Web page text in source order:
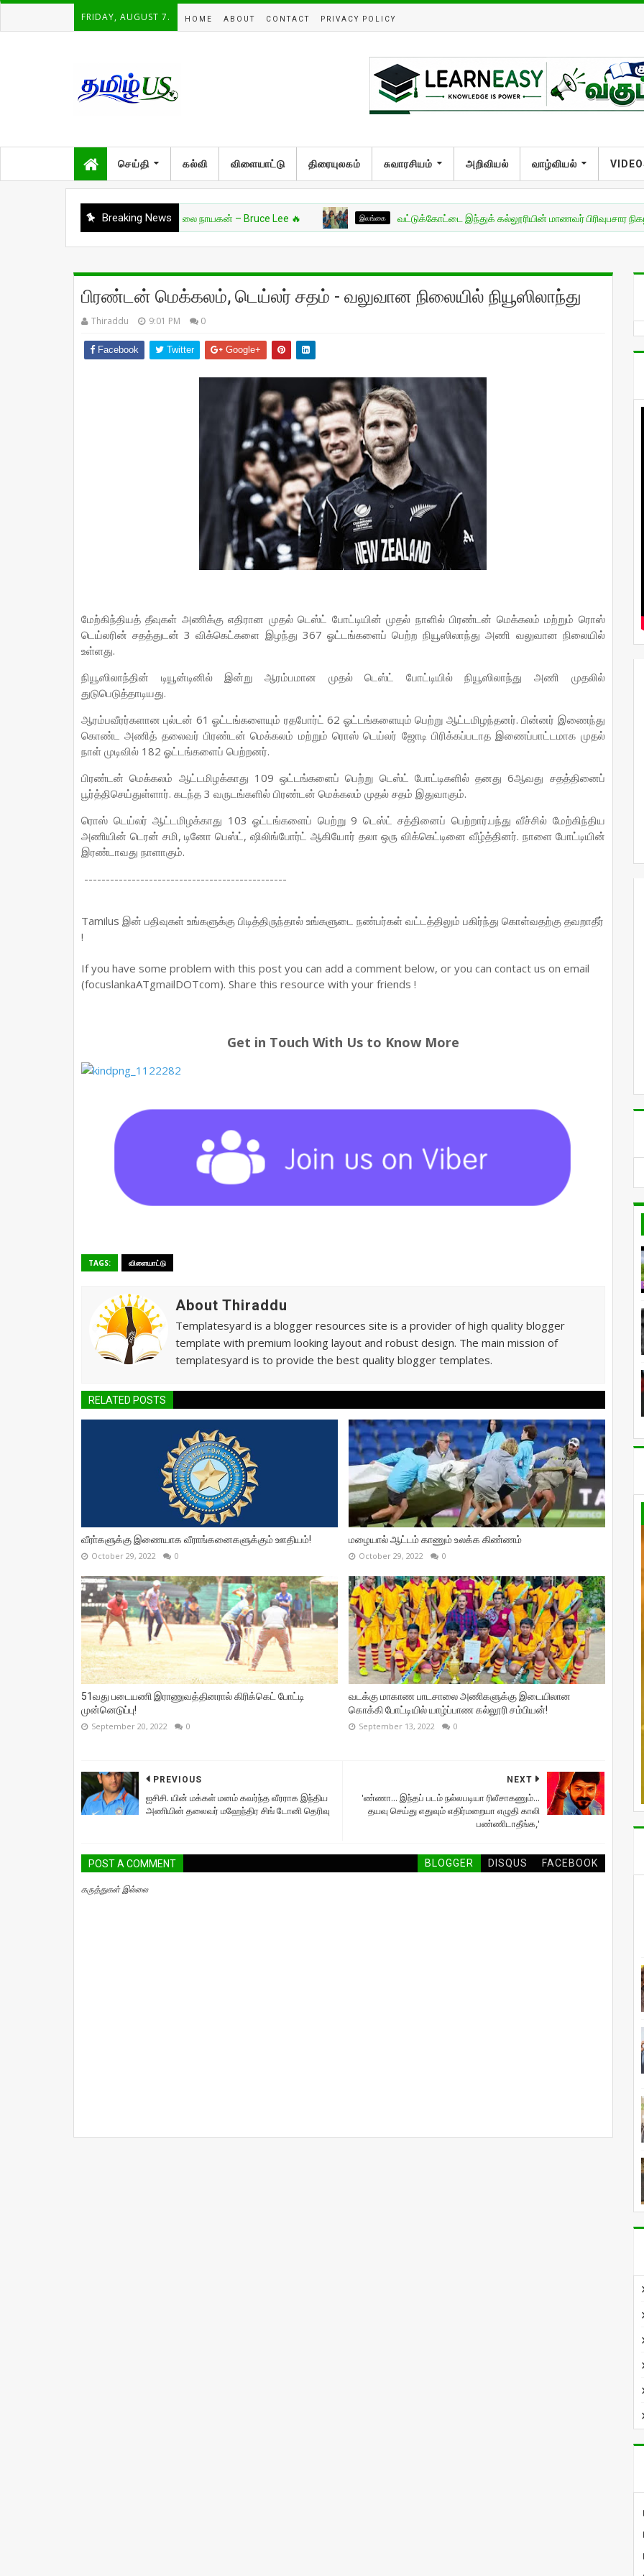
FRIDAY, AUGUST 7. HOME ABOUT CONTACT PRIVACY POLICY
செய்தி கல்வி விளையாட்டு திரையுலகம் சுவாரசியம் அறிவியல் வாழ்வியல்
Breaking News
🔥 உலகை மாற்றிய போர்க்கலை நாயகன் – Bruce Lee 🔥 இலங்கை வட்டுக்கோட்டை இந்துக் கல்லூரியின் மாணவர் பிரிவுபசார நிகழ்வு!
பிரண்டன் மெக்கலம், டெய்லர் சதம் - வலுவான நிலையில் நியூஸிலாந்து
Thiraddu 9:01 PM 0
Facebook Twitter Google+
மேற்கிந்தியத் தீவுகள் அணிக்கு எதிரான முதல் டெஸ்ட் போட்டியின் முதல் நாளில் பிரண்டன் மெக்கலம் மற்றும் ரொஸ்
டெய்லரின் சதத்துடன் 3 விக்கெட்களை இழந்து 367 ஓட்டங்களைப் பெற்ற நியூஸிலாந்து அணி வலுவான நிலையில்
உள்ளது.
நியூஸிலாந்தின் டியூன்டினில் இன்று ஆரம்பமான முதல் டெஸ்ட் போட்டியில் நியூஸிலாந்து அணி முதலில்
துடுபெடுத்தாடியது.
ஆரம்பவீரர்களான புல்டன் 61 ஓட்டங்களையும் ரதபோர்ட் 62 ஓட்டங்களையும் பெற்று ஆட்டமிழந்தனர். பின்னர் இணைந்து
கொண்ட அணித் தலைவர் பிரண்டன் மெக்கலம் மற்றும் ரொஸ் டெய்லர் ஜோடி பிரிக்கப்படாத இணைப்பாட்டமாக முதல்
நாள் முடிவில் 182 ஓட்டங்களைப் பெற்றனர்.
பிரண்டன் மெக்கலம் ஆட்டமிழக்காது 109 ஒட்டங்களைப் பெற்று டெஸ்ட் போட்டிகளில் தனது 6ஆவது சதத்தினைப்
பூர்த்திசெய்துள்ளார். கடந்த 3 வருடங்களில் பிரண்டன் மெக்கலம் முதல் சதம் இதுவாகும்.
ரொஸ் டெய்லர் ஆட்டமிழக்காது 103 ஓட்டங்களைப் பெற்று 9 டெஸ்ட் சத்தினைப் பெற்றார்.பந்து வீச்சில் மேற்கிந்திய
அணியின் டெரன் சமி, டினோ பெஸ்ட், ஷிலிங்போர்ட் ஆகியோர் தலா ஒரு விக்கெட்டினை வீழ்த்தினர். நாளை போட்டியின்
இரண்டாவது நாளாகும்.
-----------------------------------------------
Tamilus இன் பதிவுகள் உங்களுக்கு பிடித்திருந்தால் உங்களுடை நண்பர்கள் வட்டத்திலும் பகிர்ந்து கொள்வதற்கு தவறாதீர்
!
If you have some problem with this post you can add a comment below, or you can contact us on email
(focuslankaATgmailDOTcom). Share this resource with your friends !
Get in Touch With Us to Know More
TAGS: விளையாட்டு
About Thiraddu
Templatesyard is a blogger resources site is a provider of high quality blogger
template with premium looking layout and robust design. The main mission of
templatesyard is to provide the best quality blogger templates.
RELATED POSTS
வீரா்களுக்கு இணையாக வீராங்கனைகளுக்கும் ஊதியம்!
October 29, 2022 0
மழையால் ஆட்டம் காணும் உலக்க கிண்ணம்
October 29, 2022 0
51வது படையணி இராணுவத்தினரால் கிரிக்கெட் போட்டி
முன்னெடுப்பு!
September 20, 2022 0
வடக்கு மாகாண பாடசாலை அணிகளுக்கு இடையிலான
கொக்கி போட்டியில் யாழ்ப்பாண கல்லூரி சம்பியன்!
September 13, 2022 0
NEXT
'ண்ணா... இந்தப் படம் நல்லபடியா ரிலீசாகணும்...
தயவு செய்து எதுவும் எதிர்மறையா எழுதி காலி
பண்ணிடாதீங்க,'
PREVIOUS
ஐசிசி. யின் மக்கள் மனம் கவர்ந்த வீரராக இந்திய
அணியின் தலைவர் மஹேந்திர சிங் டோனி தெரிவு
POST A COMMENT BLOGGER DISQUS FACEBOOK
கருத்துகள் இல்லை